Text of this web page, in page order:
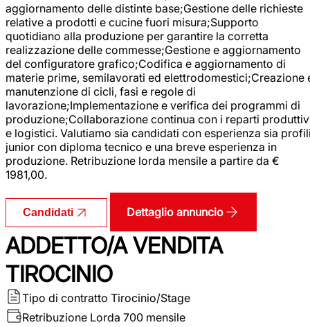
aggiornamento delle distinte base;Gestione delle richieste
relative a prodotti e cucine fuori misura;Supporto
quotidiano alla produzione per garantire la corretta
realizzazione delle commesse;Gestione e aggiornamento
del configuratore grafico;Codifica e aggiornamento di
materie prime, semilavorati ed elettrodomestici;Creazione
manutenzione di cicli, fasi e regole di
lavorazione;Implementazione e verifica dei programmi di
produzione;Collaborazione continua con i reparti
e logistici. Valutiamo sia candidati con esperienza sia
junior con diploma tecnico e una breve esperienza in
produzione. Retribuzione lorda mensile a partire da €
1981,00.
Candidati Dettaglio annuncio
ADDETTO/A VENDITA
TIROCINIO
Tipo di contratto Tirocinio/Stage
Retribuzione Lorda 700 mensile